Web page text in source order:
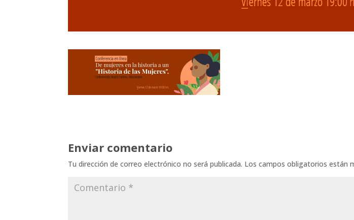
Enviar comentario
Tu dirección de correo electrónico no será publicada. Los campos obligatorios están